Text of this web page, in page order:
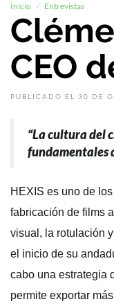
Inicio Entrevistas
CEO
PUBLICADO EL 30 DE
“La cultura del
fundamentales
HEXIS es uno de
fabricación de films
visual, la rotulación
el inicio de su
cabo una estrategia
permite exportar